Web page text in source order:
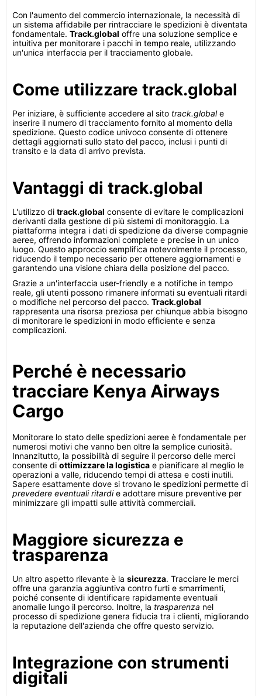
Con l'aumento del commercio internazionale, la necessità di
un sistema affidabile per rintracciare le spedizioni è diventata
fondamentale. Track.global offre una soluzione semplice e
intuitiva per monitorare i pacchi in tempo reale, utilizzando
un'unica interfaccia per il tracciamento globale.
Come utilizzare track.global
Per iniziare, è sufficiente accedere al sito track.globale
inserire il numero di tracciamento fornito al momento della
spedizione. Questo codice univoco consente di ottenere
dettagli aggiornati sullo stato del pacco, inclusi i punti di
transito e la data di arrivo prevista.
Vantaggi di track.global
L'utilizzo di track.global consente di evitare le complicazioni
derivanti dalla gestione di più sistemi di monitoraggio. La
piattaforma integra i dati di spedizione da diverse compagnie
aeree, offrendo informazioni complete e precise in un unico
luogo. Questo approccio semplifica notevolmente il processo,
riducendo il tempo necessario per ottenere aggiornamenti e
garantendo una visione chiara della posizione del pacco.
Grazie a un'interfaccia user-friendly e a notifiche in tempo
reale, gli utenti possono rimanere informati su eventuali ritardi
o modifiche nel percorso del pacco. Track.global
rappresenta una risorsa preziosa per chiunque abbia bisogno
di monitorare le spedizioni in modo efficiente e senza
complicazioni.
Perché è necessario
tracciare Kenya Airways
Cargo
Monitorare lo stato delle spedizioni aeree è fondamentale per
numerosi motivi che vanno ben oltre la semplice curiosità.
Innanzitutto, la possibilità di seguire il percorso delle merci
consente di ottimizzare la logistica e pianificare al meglio le
operazioni a valle, riducendo tempi di attesa e costi inutili.
Sapere esattamente dove si trovano le spedizioni permette di
prevedere eventuali ritardie adottare misure preventive per
minimizzare gli impatti sulle attività commerciali.
Maggiore sicurezza e
trasparenza
Un altro aspetto rilevante è la sicurezza. Tracciare le merci
offre una garanzia aggiuntiva contro furti e smarrimenti,
poiché consente di identificare rapidamente eventuali
anomalie lungo il percorso. Inoltre, la trasparenza nel
processo di spedizione genera fiducia tra i clienti, migliorando
la reputazione dell'azienda che offre questo servizio.
Integrazione con strumenti
digitali